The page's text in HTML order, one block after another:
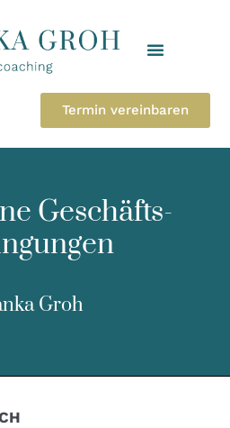
Termin vereinbaren
Geschäfts-
Groh